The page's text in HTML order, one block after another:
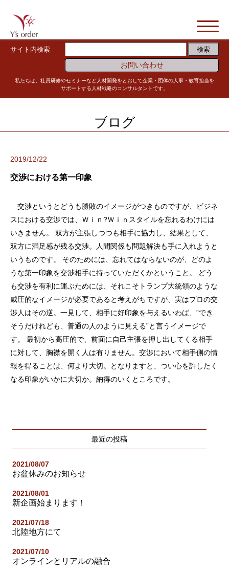
サイト内検索
お問い合わせ
私たちは、社員研修やセミナーなど人材開発をとおして企業・団体の人事・教育担当を
サポートする人材戦略のコンサルタントです。
ブログ
2019/12/22
交渉における第一印象
交渉というとどうも勝敗のイメージがつきものですが、ビジネ
スにおける交渉では、Ｗｉｎ?Ｗｉｎスタイルを忘れるわけには
いきません。 双方が主張しつつも相手に協力し、結果として、
双方に満足感が残る交渉。人間関係も問題解決も手に入れようと
いうものです。 そのためには、忘れてはならないのが、どのよ
うな第一印象を交渉相手に持っていただくかということ。 どう
も交渉を有利に運ぶためには、それこそトランプ大統領のような
威圧的なイメージが必要であると考えがちですが、実はプロの交
渉人はその逆。一見して、相手に好印象を与えるいわば、”でき
そうだけれども、普通の人のように見える”と言うイメージで
す。 最初から高圧的で、前面に自己主張を押し出してくる相手
に対して、胸襟を開く人は有りません。交渉において相手側の情
報を得ることは、何より大切。となりますと、つい心を許したく
なる印象がいかに大切か。納得のいくところです。
最近の投稿
2021/08/07
お盆休みのお知らせ
2021/08/01
新企画始まります！
2021/07/18
北陸地方にて
2021/07/10
オンラインとリアルの融合